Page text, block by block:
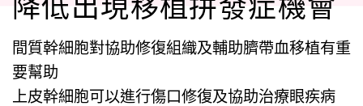
間質幹細胞對協助修復組織及輔助臍帶血移植有重
要幫助
上皮幹細胞可以進行傷口修復及協助治療眼疾病